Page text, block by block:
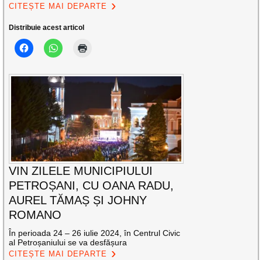
CITEȘTE MAI DEPARTE
Distribuie acest articol
VIN ZILELE MUNICIPIULUI
PETROȘANI, CU OANA RADU,
AUREL TĂMAȘ ȘI JOHNY
ROMANO
În perioada 24 – 26 iulie 2024, în Centrul Civic
al Petroșaniului se va desfășura
CITEȘTE MAI DEPARTE